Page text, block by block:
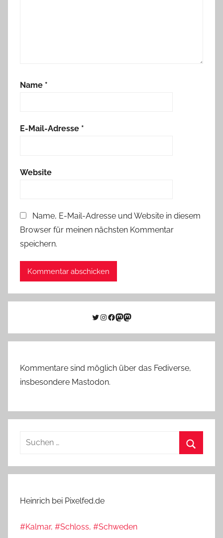
Name *
E-Mail-Adresse *
Website
Name, E-Mail-Adresse und Website in diesem
Browser für meinen nächsten Kommentar
speichern.
Twitter
Instagram
Facebook
Link zu Mastodon
Mastodon
Kommentare sind möglich über das Fediverse,
insbesondere Mastodon.
Suchen
Heinrich bei Pixelfed.de
#Kalmar, #Schloss, #Schweden